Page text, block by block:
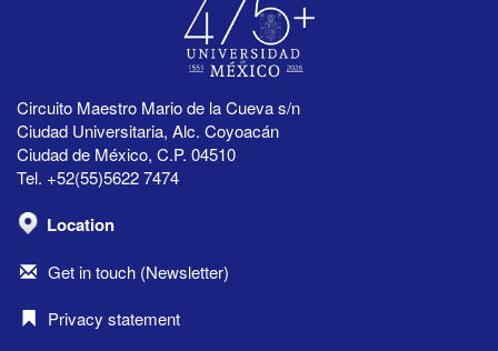
Circuito Maestro Mario de la Cueva s/n
Ciudad Universitaria, Alc. Coyoacán
Ciudad de México, C.P. 04510
Tel. +52(55)5622 7474
Location
Get in touch (Newsletter)
Privacy statement